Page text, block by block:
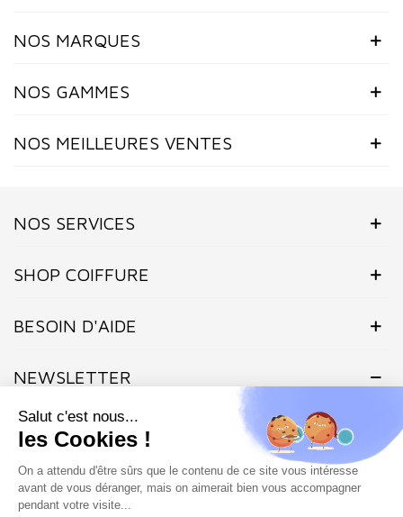
NOS MARQUES
NOS GAMMES
NOS MEILLEURES VENTES
NOS SERVICES
SHOP COIFFURE
BESOIN D'AIDE
NEWSLETTER
Inscrivez-vous dès maintenant à notre Newsletter et recevez en
exclusivité nos offres flashs, promotions et actualités.